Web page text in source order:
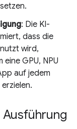
: Die KI-
dass die
wird,
GPU, NPU
auf jedem